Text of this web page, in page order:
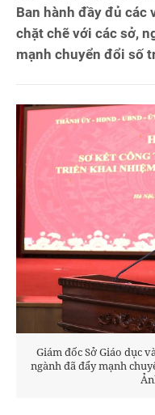
Ban hành đầy đủ các
chặt chẽ với các sở,
mạnh chuyển đổi số
Giám đốc Sở Giáo dục
ngành đã đẩy mạnh